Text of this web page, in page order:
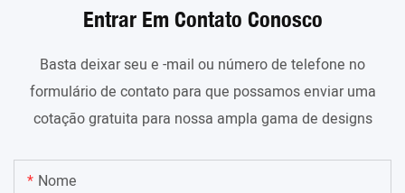
Entrar Em Contato Conosco
Basta deixar seu e -mail ou número de telefone no
formulário de contato para que possamos enviar uma
cotação gratuita para nossa ampla gama de designs
Nome